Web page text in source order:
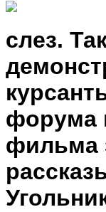
слез.
форума
фильма